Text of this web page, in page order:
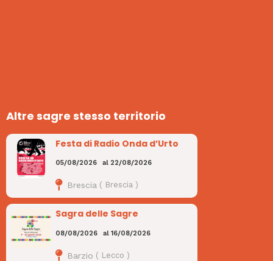
Altre sagre stesso territorio
Festa di Radio Onda d’Urto
05/08/2026 al 22/08/2026
Brescia ( Brescia)
Sagra delle Sagre
08/08/2026 al 16/08/2026
Barzio ( Lecco )